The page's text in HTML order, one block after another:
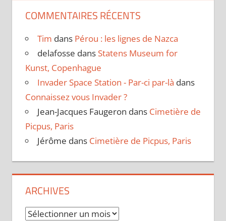
COMMENTAIRES RÉCENTS
Tim dans Pérou : les lignes de Nazca
delafosse dans Statens Museum for
Kunst, Copenhague
Invader Space Station - Par-ci par-là dans
Connaissez vous Invader ?
Jean-Jacques Faugeron dans Cimetière de
Picpus, Paris
Jérôme dans Cimetière de Picpus, Paris
ARCHIVES
Archives